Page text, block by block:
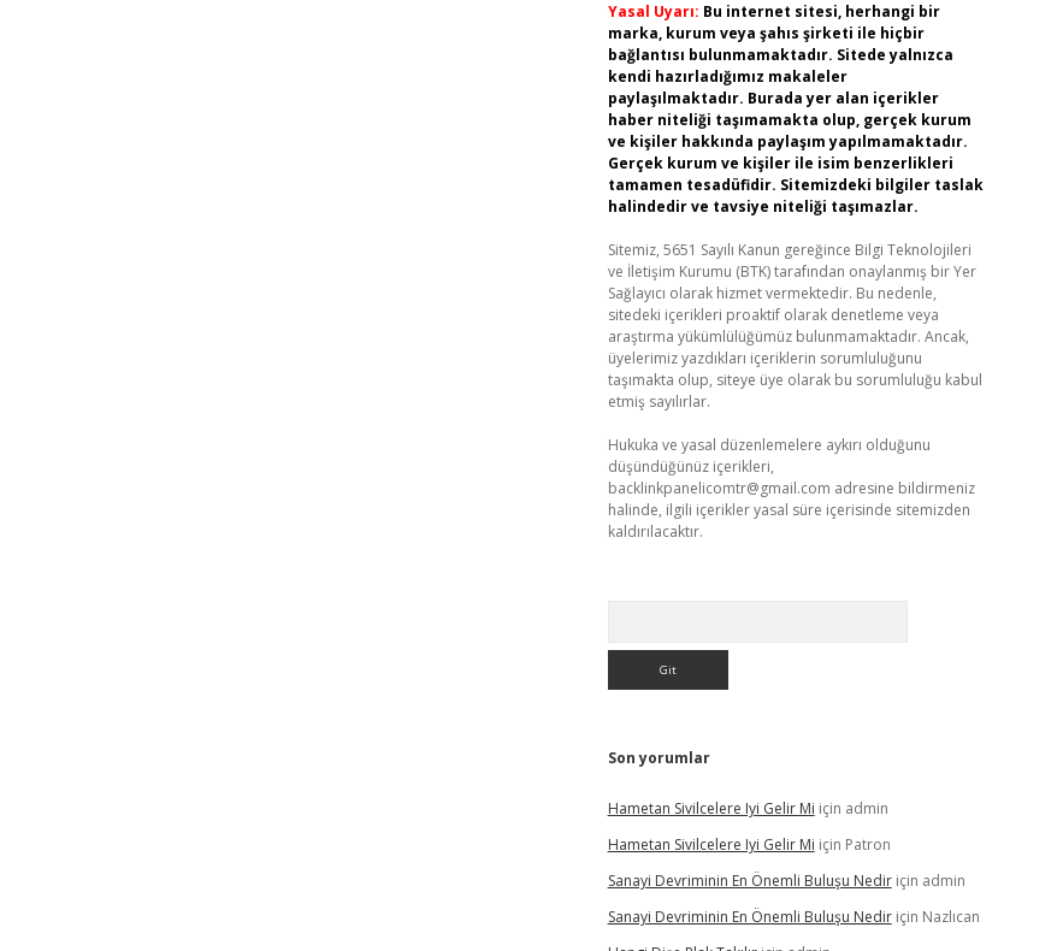
Yasal Uyarı: Bu internet sitesi, herhangi bir
marka, kurum veya şahıs şirketi ile hiçbir
bağlantısı bulunmamaktadır. Sitede yalnızca
kendi hazırladığımız makaleler
paylaşılmaktadır. Burada yer alan içerikler
haber niteliği taşımamakta olup, gerçek kurum
ve kişiler hakkında paylaşım yapılmamaktadır.
Gerçek kurum ve kişiler ile isim benzerlikleri
tamamen tesadüfidir. Sitemizdeki bilgiler taslak
halindedir ve tavsiye niteliği taşımazlar.
Sitemiz, 5651 Sayılı Kanun gereğince Bilgi Teknolojileri
ve İletişim Kurumu (BTK) tarafından onaylanmış bir Yer
Sağlayıcı olarak hizmet vermektedir. Bu nedenle,
sitedeki içerikleri proaktif olarak denetleme veya
araştırma yükümlülüğümüz bulunmamaktadır. Ancak,
üyelerimiz yazdıkları içeriklerin sorumluluğunu
taşımakta olup, siteye üye olarak bu sorumluluğu kabul
etmiş sayılırlar.
Hukuka ve yasal düzenlemelere aykırı olduğunu
düşündüğünüz içerikleri,
backlinkpanelicomtr@gmail.com adresine bildirmeniz
halinde, ilgili içerikler yasal süre içerisinde sitemizden
kaldırılacaktır.
Son yorumlar
Hametan Sivilcelere Iyi Gelir Mi için admin
Hametan Sivilcelere Iyi Gelir Mi için Patron
Sanayi Devriminin En Önemli Buluşu Nediriçin admin
Sanayi Devriminin En Önemli Buluşu Nediriçin Nazlıcan